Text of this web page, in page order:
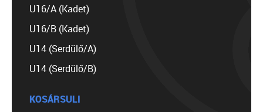
U16/A (Kadet)
U16/B (Kadet)
U14 (Serdülő/A)
U14 (Serdülő/B)
KOSÁRSULI